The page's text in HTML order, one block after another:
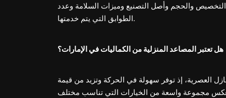
والحجم وأصل التصنيع وميزات السلامة وعدد
الطوابق التي يتم خدمتها.
هل تعتبر المصاعد المنزلية من الكماليات في الإمارات؟
العصرية، إذ توفر سهولة في الحركة وتزيد من قيمة
و127305 درهم إماراتي، مما يعكس مجموعة واسعة من الخيارات التي تناسب مختلف